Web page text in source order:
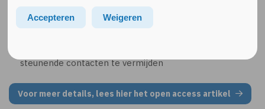
leren om je eigen coach te zijn
leren om “nee” te zeggen en je eigen grenzen te
steunende contacten te vermijden
Voor meer details, lees hier het open access artikel
Accepteren Weigeren